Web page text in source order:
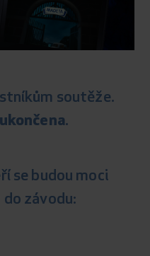
soutěže.
.
se budou moci
závodu: